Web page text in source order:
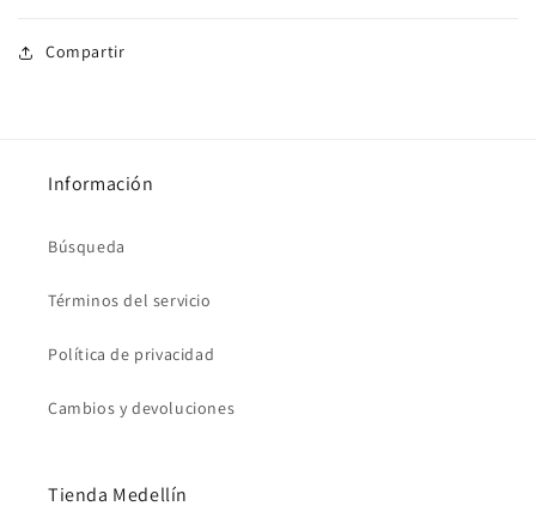
Compartir
Información
Búsqueda
Términos del servicio
Política de privacidad
Cambios y devoluciones
Tienda Medellín